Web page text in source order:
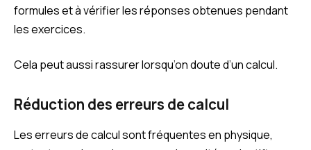
formules et à vérifier les réponses obtenues pendant
les exercices.
Cela peut aussi rassurer lorsqu’on doute d’un calcul.
Réduction des erreurs de calcul
Les erreurs de calcul sont fréquentes en physique,